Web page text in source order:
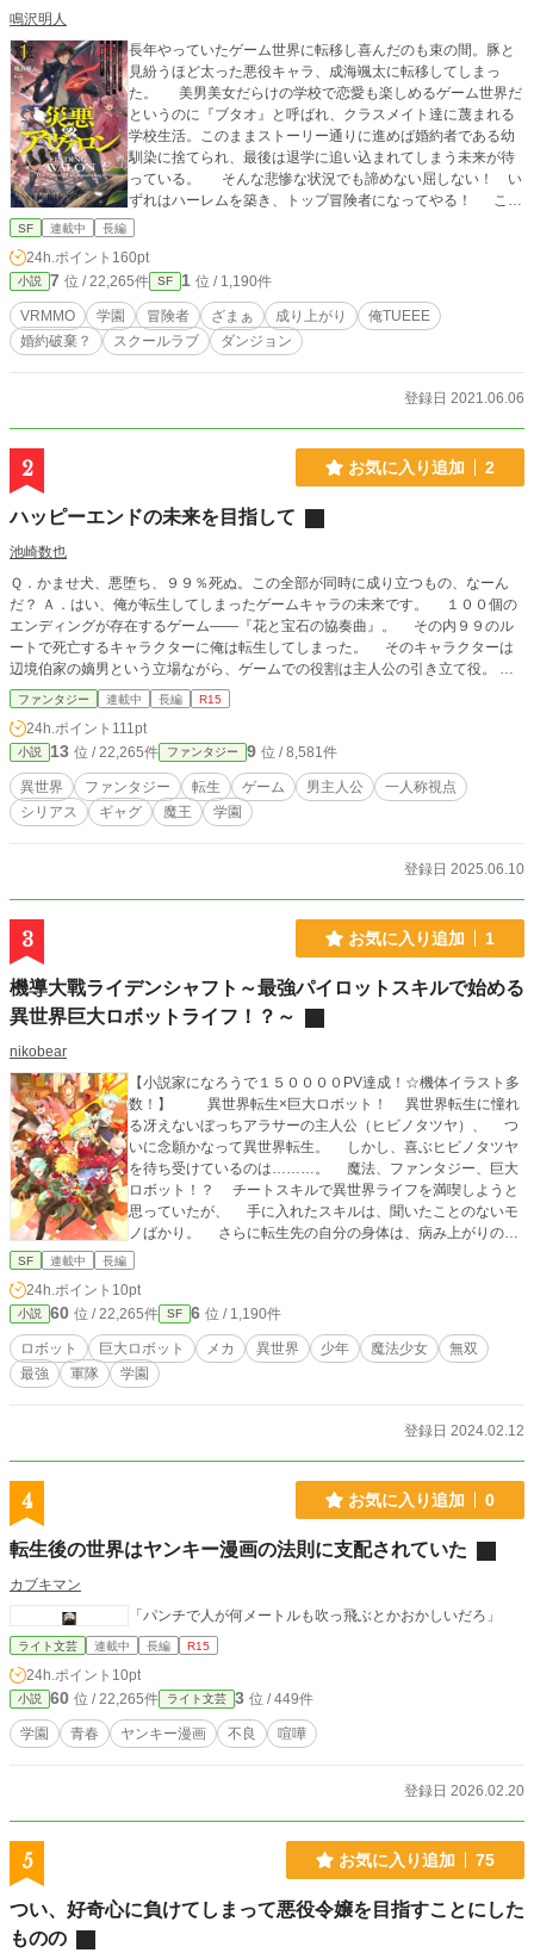
鳴沢明人
長年やっていたゲーム世界に転移し喜んだのも束の間。豚と
見紛うほど太った悪役キャラ、成海颯太に転移してしまっ
た。 美男美女だらけの学校で恋愛も楽しめるゲーム世界だ
というのに『ブタオ』と呼ばれ、クラスメイト達に蔑まれる
学校生活。このままストーリー通りに進めば婚約者である幼
馴染に捨てられ、最後は退学に追い込まれてしまう未来が待
っている。 そんな悲惨な状況でも諦めない屈しない！ い
ずれはハーレムを築き、トップ冒険者になってやる！ これ
は恋愛もダンジョンも無双する、とある男の物語。
SF 連載中 長編
24h.ポイント 160pt
小説 7 位 / 22,265件 SF 1 位 / 1,190件
VRMMO 学園 冒険者 ざまぁ 成り上がり
俺TUEEE
婚約破棄？
スクールラブ ダンジョン
登録日 2021.06.06
2 お気に入り追加 2
ハッピーエンドの未来を目指して
池崎数也
Ｑ．かませ犬、悪堕ち、９９％死ぬ。この全部が同時に成り立つもの、なーん
だ？ Ａ．はい、俺が転生してしまったゲームキャラの未来です。 １００個の
エンディングが存在するゲーム――『花と宝石の協奏曲』。 その内９９のル
ートで死亡するキャラクターに俺は転生してしまった。 そのキャラクターは
辺境伯家の嫡男という立場ながら、ゲームでの役割は主人公の引き立て役。
ルートによっては家臣に見限られ、派閥の人間に見捨てられ、弟妹や婚約者候補
に謀殺され、剣の師匠に斬殺され、敵の幹部に成り代わられ、それらを回避して
も『魔王』をどうにかできなければ人類が滅ぶ未来が待っている。 そんなキ
ャラクターに転生してしまった俺の望みは三つ。 一つは『花と宝石の協奏
曲』が始まる時期まで生き延びること。 一つはゲームの主人公が『魔王』を
消滅させて世界を救えるよう誘導すること。 一つは、死なないこと。 これ
は何の因果かゲームの世界に転生してしまった俺の、ハッピーエンドの未来を目
※主人公は最強ではありません。 ※ゲームの知識はあってもチート能力はあり
ファンタジー 連載中 長編 R15
24h.ポイント 111pt
小説 13 位 / 22,265件 ファンタジー 9 位 / 8,581件
異世界 ファンタジー 転生 ゲーム 男主人公
一人称視点
シリアス
ギャグ 魔王 学園
登録日 2025.06.10
3 お気に入り追加 1
機導大戰ライデンシャフト～最強パイロットスキルで始める
異世界巨大ロボットライフ！？～
nikobear
【小説家になろうで１５００００PV達成！☆機体イラスト多
数！】 異世界転生×巨大ロボット！ 異世界転生に憧れ
る冴えないぼっちアラサーの主人公（ヒビノタツヤ）、 つ
いに念願かなって異世界転生。 しかし、喜ぶヒビノタツヤ
を待ち受けているのは………。 魔法、ファンタジー、巨大
ロボット！？ チートスキルで異世界ライフを満喫しようと
思っていたが、 手に入れたスキルは、聞いたことのないモ
ノばかり。 さらに転生先の自分の身体は、病み上がりの少
年なうえ隻眼。 身体の持ち主だった少年リゼル・ティター
へやら。 そんな中、少年になったヒビノタツヤは自分の住
む村を守るため、 巨大ロボットに乗り込むことに… 身体
の持ち主リゼル・ティターニアと協力しながら、巨大な敵に
立ち向かう。 彼が手にしたスキルとは…？ 車の免許すら
持ってない男ヒビノタツヤが巨大ロボットを操縦する時、何
SF 連載中 長編
24h.ポイント 10pt
小説 60 位 / 22,265件 SF 6 位 / 1,190件
ロボット 巨大ロボット メカ 異世界 少年 魔法少女
無双
最強
軍隊 学園
登録日 2024.02.12
4 お気に入り追加 0
転生後の世界はヤンキー漫画の法則に支配されていた
カブキマン
「パンチで人が何メートルも吹っ飛ぶとかおかしいだろ」
ライト文芸 連載中 長編 R15
24h.ポイント 10pt
小説 60 位 / 22,265件 ライト文芸 3 位 / 449件
学園 青春 ヤンキー漫画 不良 喧嘩
登録日 2026.02.20
5 お気に入り追加 75
つい、好奇心に負けてしまって悪役令嬢を目指すことにした
ものの